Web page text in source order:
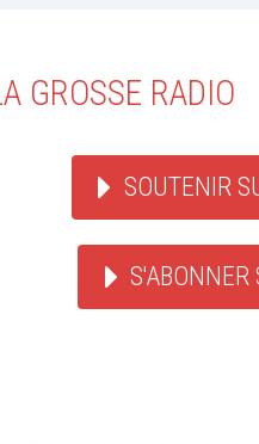
GROSSE RADIO
SOUTENIR
S'ABONNER